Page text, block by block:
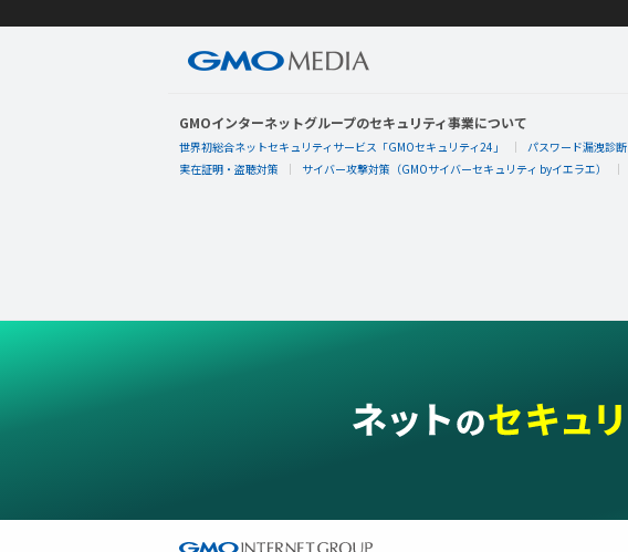
GMOインターネットグループのセキュリティ事業について
世界初総合ネットセキュリティサービス「GMOセキュリティ24」 パスワード漏洩診断
実在証明・盗聴対策
サイバー攻撃対策（GMOサイバーセキュリティ byイエラエ）